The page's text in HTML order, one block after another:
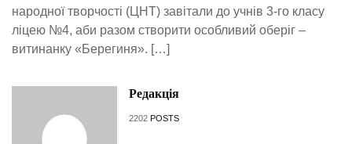
народної творчості (ЦНТ) завітали до учнів 3-го класу
ліцею №4, аби разом створити особливий оберіг –
витинанку «Берегиня». […]
Редакція
2202 POSTS